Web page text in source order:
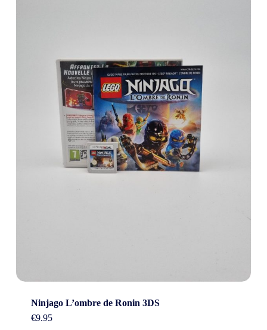
Ninjago L’ombre de Ronin 3DS
€9.95